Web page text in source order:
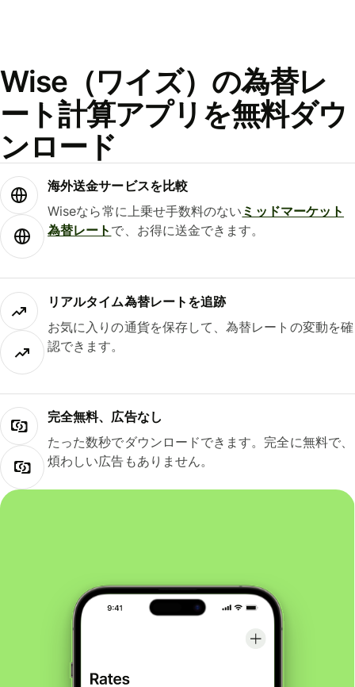
Wise（ワイズ）の為替レ
ート計算アプリを無料ダウ
ンロード
海外送金サービスを比較
Wiseなら常に上乗せ手数料のない ミッドマーケット
為替レート で、お得に送金できます。
リアルタイム為替レートを追跡
お気に入りの通貨を保存して、為替レートの変動を確
認できます。
完全無料、広告なし
たった数秒でダウンロードできます。完全に無料で、
煩わしい広告もありません。